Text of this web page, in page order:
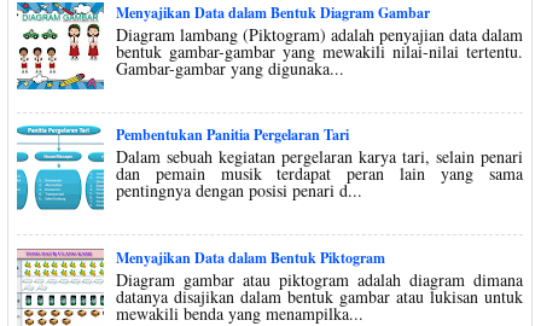
Menyajikan Data dalam Bentuk Diagram Gambar
Diagram lambang (Piktogram) adalah penyajian data dalam
bentuk gambar-gambar yang mewakili nilai-nilai tertentu.
Gambar-gambar yang digunaka...
Pembentukan Panitia Pergelaran Tari
Dalam sebuah kegiatan pergelaran karya tari, selain penari
dan pemain musik terdapat peran lain yang sama
pentingnya dengan posisi penari d...
Menyajikan Data dalam Bentuk Piktogram
Diagram gambar atau piktogram adalah diagram dimana
datanya disajikan dalam bentuk gambar atau lukisan untuk
mewakili benda yang menampilka...